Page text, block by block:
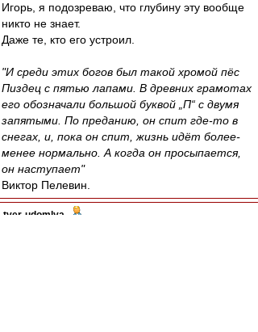
Игорь, я подозреваю, что глубину эту вообще
никто не знает.
Даже те, кто его устроил.
"И среди этих богов был такой хромой пёс
Пиздец с пятью лапами. В древних грамотах
его обозначали большой буквой „П“ с двумя
запятыми. По преданию, он спит где-то в
снегах, и, пока он спит, жизнь идёт более-
менее нормально. А когда он просыпается,
он наступает"
Виктор Пелевин.
tver-udomlya